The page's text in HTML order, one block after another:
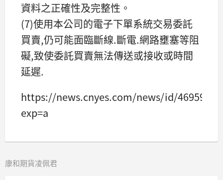
資料之正確性及完整性。
(7)使用本公司的電子下單系統交易委託
買賣,仍可能面臨斷線.斷電.網路壅塞等阻
礙,致使委託買賣無法傳送或接收或時間
延遲.
https://news.cnyes.com/news/id/4695978?
exp=a
康和期貨凌佩君